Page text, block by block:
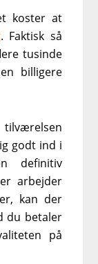
koster at
. Faktisk så
tusinde
billigere
godt ind i
definitiv
arbejder
kan der
du betaler
på